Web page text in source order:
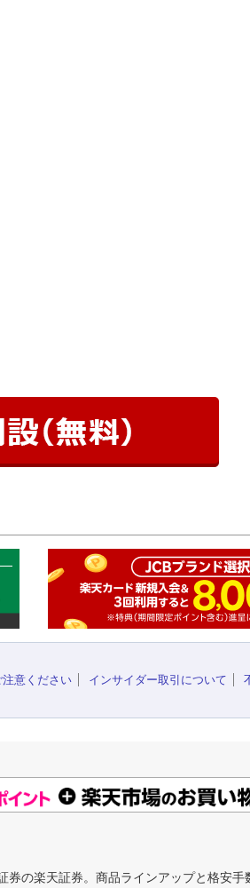
意ください インサイダー取引について
の楽天証券。商品ラインアップと格安